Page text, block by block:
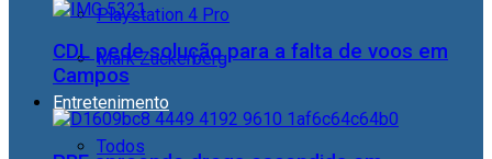
Playstation 4 Pro
Mark Zuckerberg
Entretenimento
Todos
CDL pede solução para a falta de voos em
Campos